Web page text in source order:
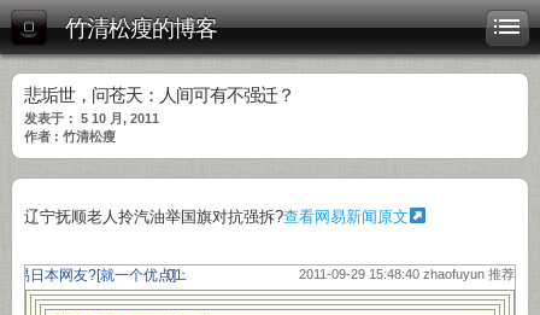
竹清松瘦的博客
悲垢世，问苍天：人间可有不强迁？
发表于： 5 10 月, 2011
作者 : 竹清松瘦
辽宁抚顺老人拎汽油举国旗对抗强拆?查看网易新闻原文
网易日本网友?[就一个优点]： 2011-09-29 15:48:40 zhaofuyun 推荐